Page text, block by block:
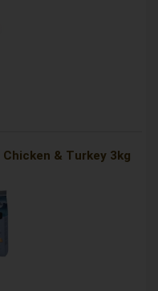
Chicken & Turkey 3kg